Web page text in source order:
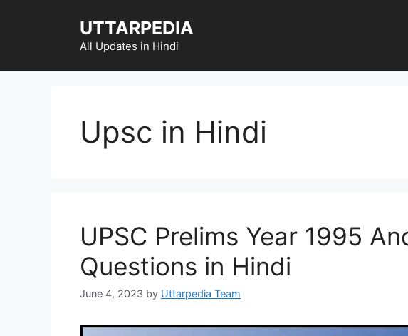
UTTARPEDIA
All Updates in Hindi
Upsc in Hindi
UPSC Prelims Year 1995
Questions in Hindi
June 4, 2023 by Uttarpedia Team